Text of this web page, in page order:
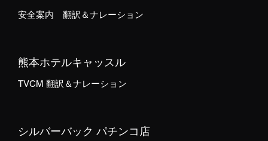
安全案内 翻訳＆ナレーション
熊本ホテルキャッスル
TVCM 翻訳＆ナレーション
シルバーバック パチンコ店